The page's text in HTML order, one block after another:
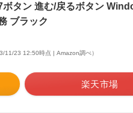
ボタン 進む/戻るボタン
ブラック
11/23 12:50時点 | Amazon調べ）
楽天市場